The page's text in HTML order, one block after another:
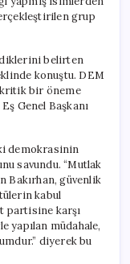
Görüşme
Gerçekleştirdi
grup
belirten
konuştu. DEM
bir öneme
Genel Başkanı
demokrasinin
savundu. “Mutlak
Bakırhan, güvenlik
kabul
partisine karşı
yapılan müdahale,
diyerek bu